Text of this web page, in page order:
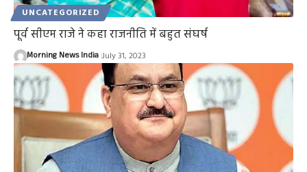
UNCATEGORIZED
पूर्व सीएम राजे ने कहा राजनीति में बहुत संघर्ष
Morning News India July 31, 2023